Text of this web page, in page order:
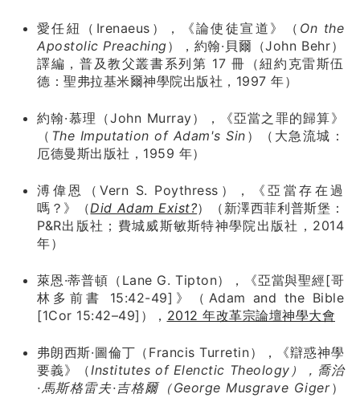
愛任紐（Irenaeus），《論使徒宣道》（ On the
Apostolic Preaching），約翰·貝爾（John Behr）
譯編，普及教父叢書系列第 17 冊（紐約克雷斯伍
德：聖弗拉基米爾神學院出版社，1997 年）
約翰·慕理（John Murray），《亞當之罪的歸算》
（ The Imputation of Adam's Sin ）（大急流城：
厄德曼斯出版社，1959 年）
溥偉恩（Vern S. Poythress），《亞當存在過
嗎？》（Did Adam Exist?）（新澤西菲利普斯堡：
P&R出版社；費城威斯敏斯特神學院出版社，2014
年）
萊恩·蒂普頓（Lane G. Tipton），《亞當與聖經[哥
林多前書 15:42-49]》（Adam and the Bible
[1Cor 15:42–49]）， 2012 年改革宗論壇神學大會
弗朗西斯·圖倫丁（Francis Turretin），《辯惑神學
要義》（ Institutes of Elenctic Theology），喬治
·馬斯格雷夫·吉格爾（George Musgrave Giger）